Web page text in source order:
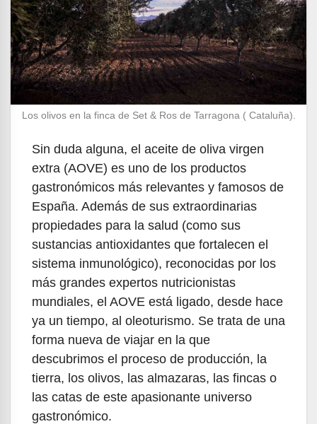
Los olivos en la finca de Set & Ros de Tarragona ( Cataluña).
Sin duda alguna, el aceite de oliva virgen
extra (AOVE) es uno de los productos
gastronómicos más relevantes y famosos de
España. Además de sus extraordinarias
propiedades para la salud (como sus
sustancias antioxidantes que fortalecen el
sistema inmunológico), reconocidas por los
más grandes expertos nutricionistas
mundiales, el AOVE está ligado, desde hace
ya un tiempo, al oleoturismo. Se trata de una
forma nueva de viajar en la que
descubrimos el proceso de producción, la
tierra, los olivos, las almazaras, las fincas o
las catas de este apasionante universo
gastronómico.